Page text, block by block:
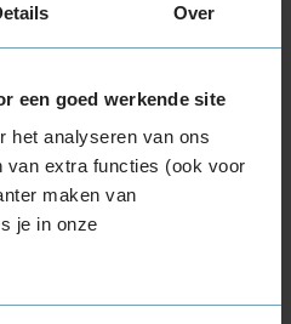
Over
een goed werkende site
het analyseren van ons
van extra functies (ook voor
maken van
je in onze